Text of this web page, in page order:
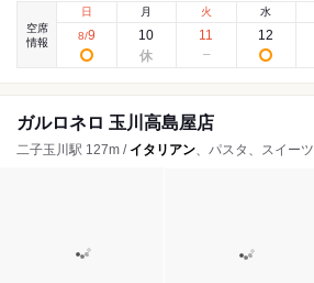
空席
情報
日
8/9
月
10
火
11
水
12
ガルロネロ 玉川高島屋店
二子玉川駅 127m / イタリアン、パスタ、スイーツ